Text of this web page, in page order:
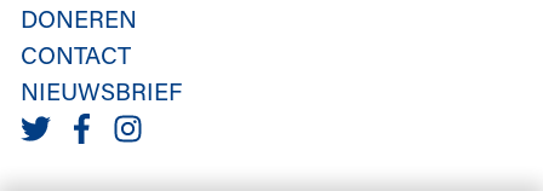
DONEREN
CONTACT
NIEUWSBRIEF